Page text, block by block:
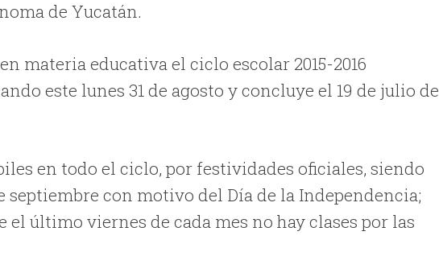
de Yucatán.
materia educativa el ciclo escolar 2015-2016
este lunes 31 de agosto y concluye el 19 de julio de
en todo el ciclo, por festividades oficiales, siendo
septiembre con motivo del Día de la Independencia;
el último viernes de cada mes no hay clases por las